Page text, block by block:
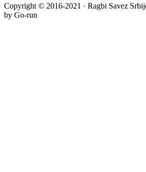
Copyright © 2016-2021 · Ragbi Savez
by Go-run